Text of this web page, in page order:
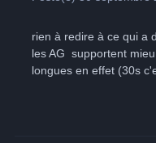
rien à redire à ce qui a
les AG supportent
longues en effet (30s